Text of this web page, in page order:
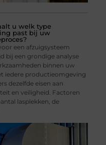
u welk type
past bij uw
een afzuigsysteem
bij een grondige analyse
binnen uw
iedere productieomgeving
dezelfde eisen aan
en veiligheid. Factoren
lasplekken, de